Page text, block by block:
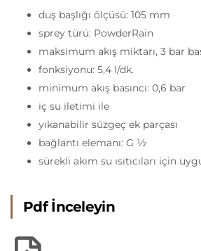
duş başlığı ölçüsü: 105 mm
sprey türü: PowderRain
maksimum akış miktarı, 3 bar
fonksiyonu: 5,4 l/dk.
minimum akış basıncı: 0,6 bar
iç su iletimi ile
yıkanabilir süzgeç ek parçası
bağlantı elemanı: G ½
sürekli akım su ısıtıcıları için
Pdf İnceleyin